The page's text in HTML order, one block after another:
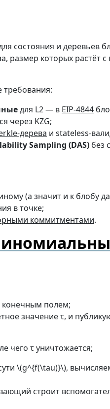
состояния и деревьев
размер которых растёт с
для L2 — в EIP-4844
через KZG;
дерева и stateless-
Sampling (DAS) без
(а значит и к блобу
в точке;
коммитментами.
конечным полем;
значение τ, и
чего τ уничтожается;
\(g^{f(\tau)}\),
строит